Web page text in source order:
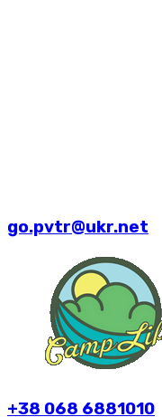
go.pvtr@ukr.net
+38 068 6881010